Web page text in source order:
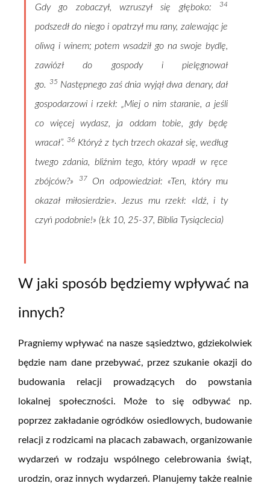
Gdy go zobaczył, wzruszył się głęboko: 34
podszedł do niego i opatrzył mu rany, zalewając je
oliwą i winem; potem wsadził go na swoje bydlę,
zawiózł do gospody i pielęgnował
go. 35 Następnego zaś dnia wyjął dwa denary, dał
gospodarzowi i rzekł: „Miej o nim staranie, a jeśli
co więcej wydasz, ja oddam tobie, gdy będę
wracał”.36 Któryż z tych trzech okazał się, według
twego zdania, bliźnim tego, który wpadł w ręce
zbójców?»
37
On odpowiedział: «Ten, który mu
okazał miłosierdzie». Jezus mu rzekł: «Idź, i ty
czyń podobnie!» (Łk 10, 25-37, Biblia Tysiąclecia)
W jaki sposób będziemy wpływać na
innych?
Pragniemy wpływać na nasze sąsiedztwo, gdziekolwiek
będzie nam dane przebywać, przez szukanie okazji do
budowania relacji prowadzących do powstania
lokalnej społeczności. Może to się odbywać np.
poprzez zakładanie ogródków osiedlowych, budowanie
relacji z rodzicami na placach zabawach, organizowanie
wydarzeń w rodzaju wspólnego celebrowania świąt,
urodzin, oraz innych wydarzeń. Planujemy także realnie